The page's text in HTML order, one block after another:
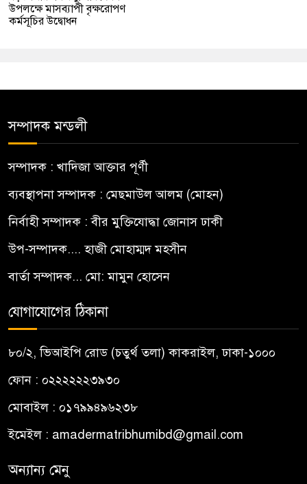
উপলক্ষে মাসব্যাপী বৃক্ষরোপণ
কর্মসূচির উদ্বোধন
সম্পাদক মন্ডলী
সম্পাদক : খাদিজা আক্তার পূর্ণী
ব্যবস্থাপনা সম্পাদক : মেছমাউল আলম (মোহন)
নির্বাহী সম্পাদক : বীর মুক্তিযোদ্ধা জোনাস ঢাকী
উপ-সম্পাদক.... হাজী মোহাম্মদ মহসীন
বার্তা সম্পাদক... মো: মামুন হোসেন
যোগাযোগের ঠিকানা
৮০/২, ভিআইপি রোড (চতুর্থ তলা) কাকরাইল, ঢাকা-১০০০
ফোন : ০২২২২২২৩৯৩০
মোবাইল : ০১৭৯৯৪৯৬২৩৮
ইমেইল : amadermatribhumibd@gmail.com
অন্যান্য মেনু